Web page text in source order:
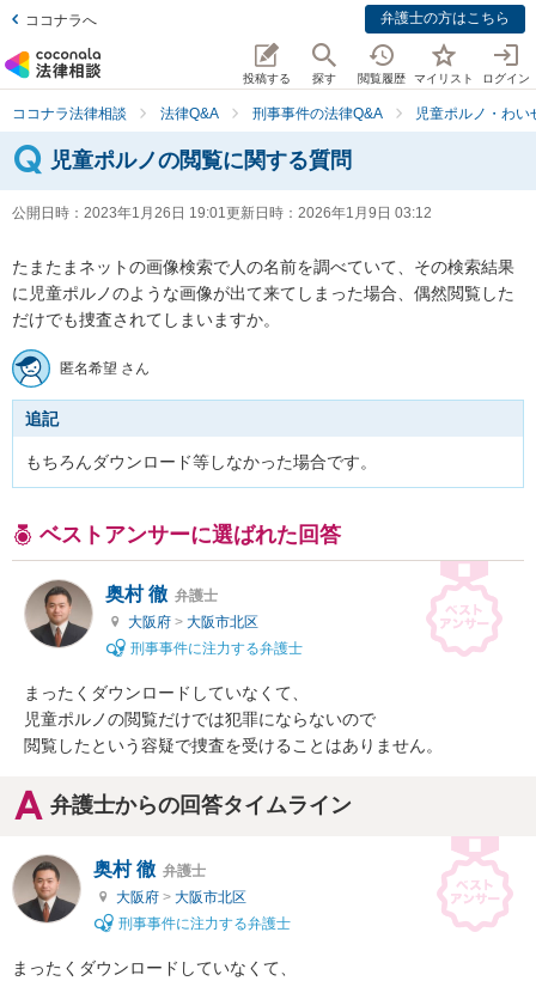
ココナラへ 弁護士の方はこちら
投稿する 探す 閲覧履歴 マイリスト ログイン
ココナラ法律相談 法律Q&A 刑事事件の法律Q&A 児童ポルノ・わ
児童ポルノの閲覧に関する質問
公開日時： 2023年1月26日 19:01更新日時： 2026年1月9日 03:12
たまたまネットの画像検索で人の名前を調べていて、その検索結果
に児童ポルノのような画像が出て来てしまった場合、偶然閲覧した
だけでも捜査されてしまいますか。
匿名希望 さん
追記
もちろんダウンロード等しなかった場合です。
ベストアンサーに選ばれた回答
奥村 徹 弁護士
大阪府 > 大阪市北区
刑事事件に注力する弁護士
まったくダウンロードしていなくて、
児童ポルノの閲覧だけでは犯罪にならないので
閲覧したという容疑で捜査を受けることはありません。
弁護士からの回答タイムライン
奥村 徹 弁護士
大阪府 > 大阪市北区
刑事事件に注力する弁護士
まったくダウンロードしていなくて、